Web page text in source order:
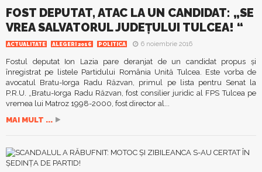
FOST DEPUTAT, ATAC LA UN CANDIDAT: „SE
VREA SALVATORUL JUDEŢULUI TULCEA! “
ACTUALITATE ALEGERI 2016 POLITICA 6 noiembrie 2016
Fostul deputat Ion Lazia pare deranjat de un candidat propus şi
înregistrat pe listele Partidului România Unită Tulcea. Este vorba de
avocatul Bratu-Iorga Radu Răzvan, primul pe lista pentru Senat la
P.R.U. „Bratu-Iorga Radu Răzvan, fost consilier juridic al FPS Tulcea pe
vremea lui Matroz 1998-2000, fost director al...
MAI MULT ...